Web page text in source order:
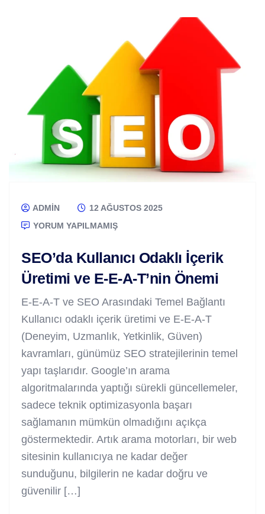
ADMIN
12 AĞUSTOS 2025
YORUM YAPILMAMIŞ
SEO’da Kullanıcı Odaklı İçerik
Üretimi ve E-E-A-T’nin Önemi
E-E-A-T ve SEO Arasındaki Temel Bağlantı
Kullanıcı odaklı içerik üretimi ve E-E-A-T
(Deneyim, Uzmanlık, Yetkinlik, Güven)
kavramları, günümüz SEO stratejilerinin temel
yapı taşlarıdır. Google’ın arama
algoritmalarında yaptığı sürekli güncellemeler,
sadece teknik optimizasyonla başarı
sağlamanın mümkün olmadığını açıkça
göstermektedir. Artık arama motorları, bir web
sitesinin kullanıcıya ne kadar değer
sunduğunu, bilgilerin ne kadar doğru ve
güvenilir […]